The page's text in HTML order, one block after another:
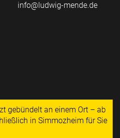
info@ludwig-mende.de
gebündelt an einem Ort – ab
in Simmozheim für Sie